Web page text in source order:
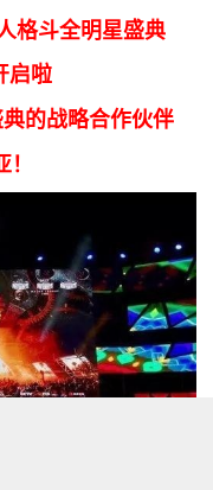
格斗全明星盛典
启啦
的战略合作伙伴